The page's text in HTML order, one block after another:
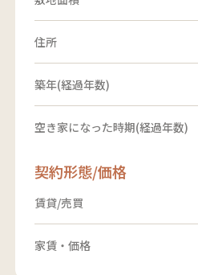
住所
築年(経過年数)
空き家になった時期(経過年数)
契約形態/価格
賃貸/売買
家賃・価格